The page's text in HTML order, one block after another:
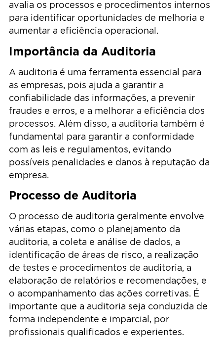
avalia os processos e procedimentos internos
para identificar oportunidades de melhoria e
aumentar a eficiência operacional.
Importância da Auditoria
A auditoria é uma ferramenta essencial para
as empresas, pois ajuda a garantir a
confiabilidade das informações, a prevenir
fraudes e erros, e a melhorar a eficiência dos
processos. Além disso, a auditoria também é
fundamental para garantir a conformidade
com as leis e regulamentos, evitando
possíveis penalidades e danos à reputação da
empresa.
Processo de Auditoria
O processo de auditoria geralmente envolve
várias etapas, como o planejamento da
auditoria, a coleta e análise de dados, a
identificação de áreas de risco, a realização
de testes e procedimentos de auditoria, a
elaboração de relatórios e recomendações, e
o acompanhamento das ações corretivas. É
importante que a auditoria seja conduzida de
forma independente e imparcial, por
profissionais qualificados e experientes.